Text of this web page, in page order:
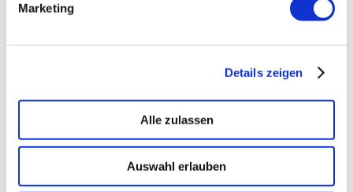
Marketing
Details zeigen
Alle zulassen
Auswahl erlauben